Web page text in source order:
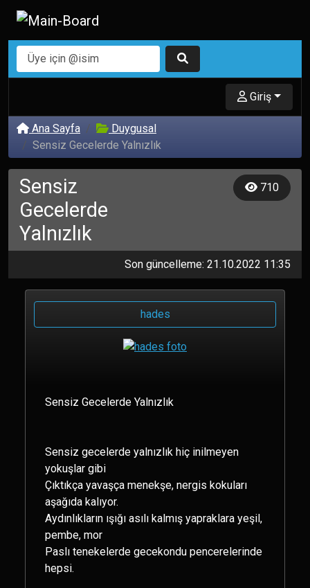
Giriş
Ana Sayfa
Duygusal
Sensiz Gecelerde Yalnızlık
Sensiz
Gecelerde
Yalnızlık
710
Son güncelleme: 21.10.2022 11:35
hades
Sensiz Gecelerde Yalnızlık
Sensiz gecelerde yalnızlık hiç inilmeyen
yokuşlar gibi
Çıktıkça yavaşça menekşe, nergis kokuları
aşağıda kalıyor.
Aydınlıkların ışığı asılı kalmış yapraklara yeşil,
pembe, mor
Paslı tenekelerde gecekondu pencerelerinde
hepsi.